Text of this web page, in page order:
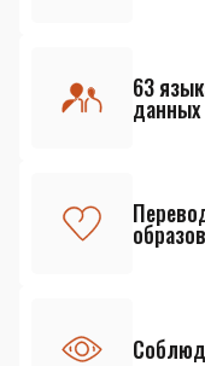
63
данных